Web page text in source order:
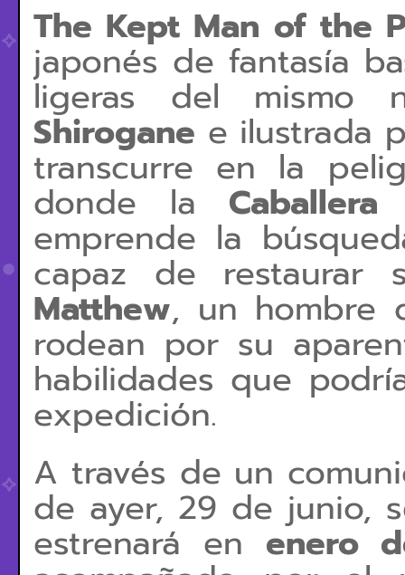
The Kept Man of the
japonés de fantasía
ligeras del mismo
Shirogane e ilustrada
transcurre en la
donde la
emprende la
capaz de
Matthew, un hombre
rodean por su
habilidades que
expedición.
A través de un
de ayer, 29 de junio,
estrenará en enero